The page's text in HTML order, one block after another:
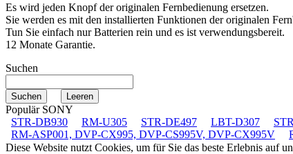
Es wird jeden Knopf der originalen Fernbedienung ersetzen.
Sie werden es mit den installierten Funktionen der originalen
Tun Sie einfach nur Batterien rein und es ist verwendungsbereit.
12 Monate Garantie.
Suchen
Populär SONY
STR-DB930
RM-U305 STR-DE497 LBT-D307
RM-ASP001, DVP-CX995, DVP-CS995V, DVP-CX995V
Diese Website nutzt Cookies, um für Sie das beste Erlebnis auf